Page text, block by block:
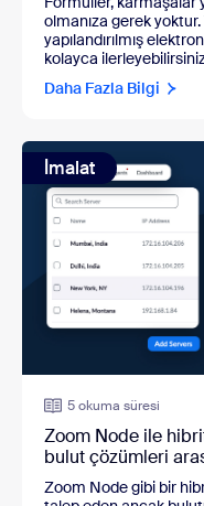
olmanıza gerek
yapılandırılmış
kolayca
Daha Fazla Bilgi
İmalat
5 okuma süresi
Zoom Node ile
bulut çözümleri
Zoom Node gibi bir